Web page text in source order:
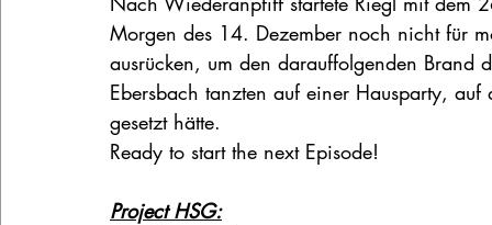
Morgen des 14. Dezember noch nicht für
ausrücken, um den darauffolgenden
Ebersbach tanzten auf einer Hausparty,
gesetzt hätte.
Ready to start the next Episode!
Project HSG: